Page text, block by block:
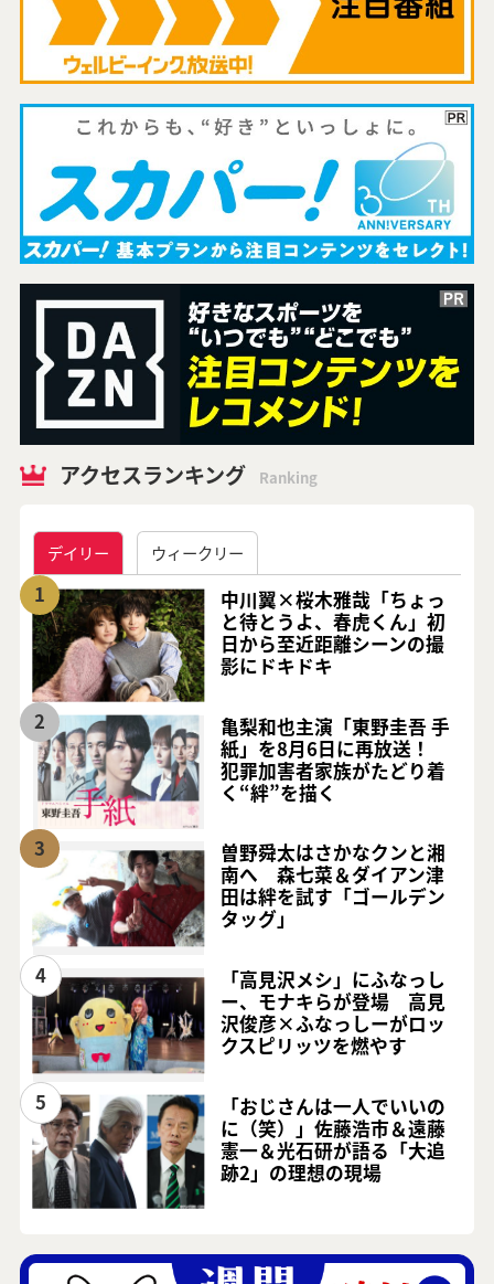
アクセスランキング Ranking
デイリー ウィークリー
1
中川翼×桜木雅哉「ちょっ
と待とうよ、春虎くん」初
日から至近距離シーンの撮
影にドキドキ
2
亀梨和也主演「東野圭吾 手
紙」を8月6日に再放送！
犯罪加害者家族がたどり着
く“絆”を描く
3
曽野舜太はさかなクンと湘
南へ 森七菜＆ダイアン津
田は絆を試す「ゴールデン
タッグ」
4
「高見沢メシ」にふなっし
ー、モナキらが登場 高見
沢俊彦×ふなっしーがロッ
クスピリッツを燃やす
5
「おじさんは一人でいいの
に（笑）」佐藤浩市＆遠藤
憲一＆光石研が語る「大追
跡2」の理想の現場